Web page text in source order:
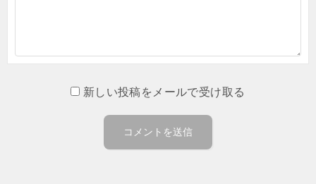
新しい投稿をメールで受け取る